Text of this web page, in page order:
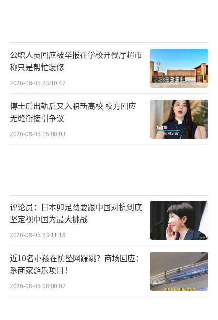
公职人员回应被举报在学校开餐厅超市
称只是帮忙装修
2026-08-05 23:10:47
博士后出轨后又入职新高校 校方回应
无缝衔接引争议
2026-08-05 15:00:03
评论员：日本卯足劲要跟中国对抗到底
坚定视中国为最大挑战
2026-08-05 23:11:18
近10名小孩在防坠网蹦跳？商场回应：
系商家游乐项目！
2026-08-05 08:00:02